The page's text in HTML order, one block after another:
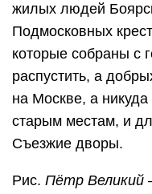
жилых людей
Подмосковных
которые собраны с
распустить, а
на Москве, а
старым местам, и
Съезжие дворы.
Рис. Пётр Великий